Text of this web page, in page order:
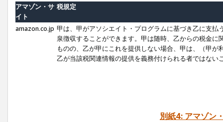
アマゾン・サ
イト
税規定
amazon.co.jp 甲は、甲がアソシエイト・プログラムに基づき乙に支
泉徴収することができます。甲は随時、乙からの税金
ものの、乙が甲にこれを提供しない場合、甲は、（甲
乙が当該税関連情報の提供を義務付けられる者ではな
別紙4: アマゾン